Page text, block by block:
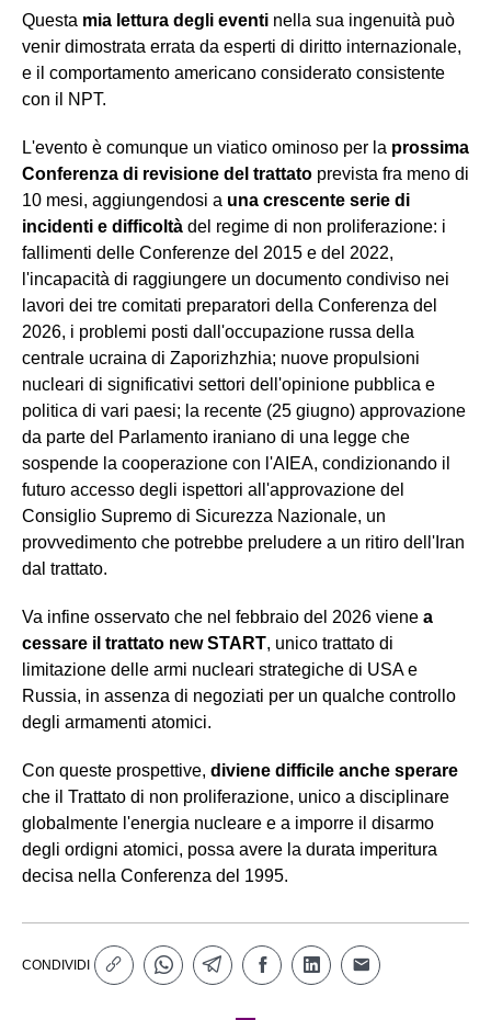
Questa mia lettura degli eventi nella sua ingenuità può
venir dimostrata errata da esperti di diritto internazionale,
e il comportamento americano considerato consistente
con il NPT.
L'evento è comunque un viatico ominoso per la prossima
Conferenza di revisione del trattato prevista fra meno di
10 mesi, aggiungendosi a una crescente serie di
incidenti e difficoltà del regime di non proliferazione: i
fallimenti delle Conferenze del 2015 e del 2022,
l'incapacità di raggiungere un documento condiviso nei
lavori dei tre comitati preparatori della Conferenza del
2026, i problemi posti dall'occupazione russa della
centrale ucraina di Zaporizhzhia; nuove propulsioni
nucleari di significativi settori dell'opinione pubblica e
politica di vari paesi; la recente (25 giugno) approvazione
da parte del Parlamento iraniano di una legge che
sospende la cooperazione con l'AIEA, condizionando il
futuro accesso degli ispettori all'approvazione del
Consiglio Supremo di Sicurezza Nazionale, un
provvedimento che potrebbe preludere a un ritiro dell'Iran
dal trattato.
Va infine osservato che nel febbraio del 2026 viene a
cessare il trattato new START, unico trattato di
limitazione delle armi nucleari strategiche di USA e
Russia, in assenza di negoziati per un qualche controllo
degli armamenti atomici.
Con queste prospettive, diviene difficile anche sperare
che il Trattato di non proliferazione, unico a disciplinare
globalmente l'energia nucleare e a imporre il disarmo
degli ordigni atomici, possa avere la durata imperitura
decisa nella Conferenza del 1995.
CONDIVIDI